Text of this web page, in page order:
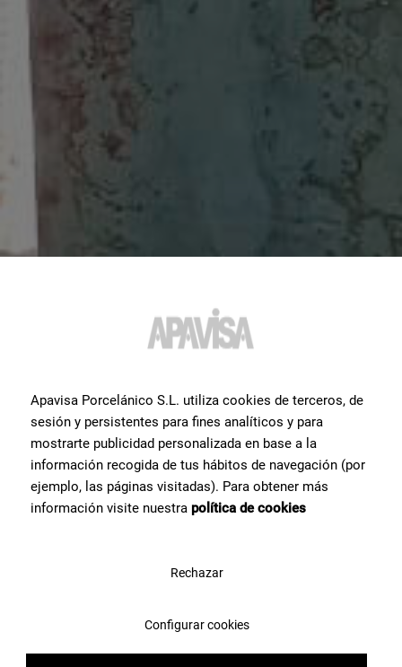
Apavisa Porcelánico S.L. utiliza cookies de terceros, de
sesión y persistentes para fines analíticos y para
mostrarte publicidad personalizada en base a la
información recogida de tus hábitos de navegación (por
ejemplo, las páginas visitadas). Para obtener más
información visite nuestra política de cookies
Rechazar
Configurar cookies